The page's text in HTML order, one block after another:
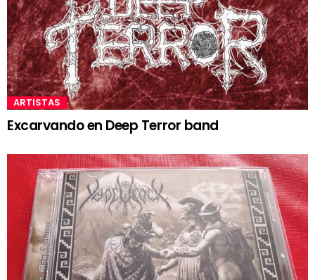
ARTISTAS
Excarvando en Deep Terror band